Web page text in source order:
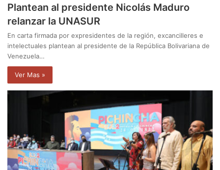
Plantean al presidente Nicolás Maduro
relanzar la UNASUR
En carta firmada por expresidentes de la región, excancilleres e
intelectuales plantean al presidente de la República Bolivariana de
Venezuela…
Ver Mas »